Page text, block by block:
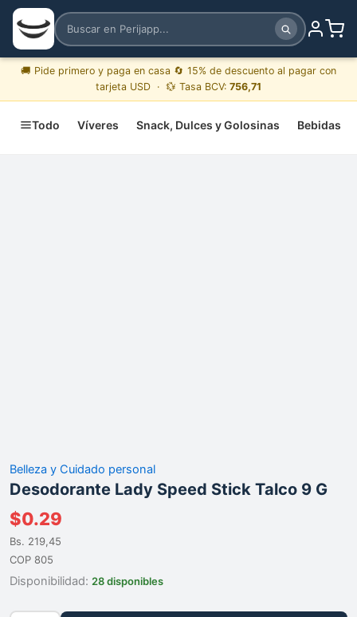
🚚 Pide primero y paga en casa 🔄 15% de descuento al pagar con
tarjeta USD · 💱 Tasa BCV: 756,71
Todo Víveres Snack, Dulces y Golosinas Bebidas
Belleza y Cuidado personal
Desodorante Lady Speed Stick Talco 9 G
$0.29
Bs. 219,45
COP 805
Disponibilidad: 28 disponibles